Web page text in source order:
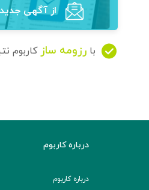
از آگهی‌
با رزومه ساز کاربوم
درباره کاربوم
درباره کاربوم